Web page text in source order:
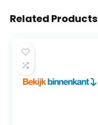
Related Products